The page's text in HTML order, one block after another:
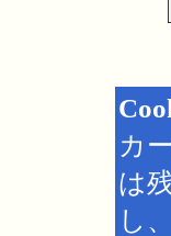
カ
は
し